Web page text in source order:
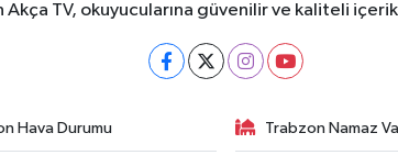
Akça TV, okuyucularına güvenilir ve kaliteli
Hava Durumu Trabzon Namaz